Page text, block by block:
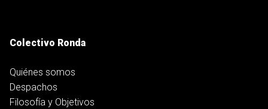
Colectivo Ronda
Quiénes somos
Despachos
Filosofía y Objetivos